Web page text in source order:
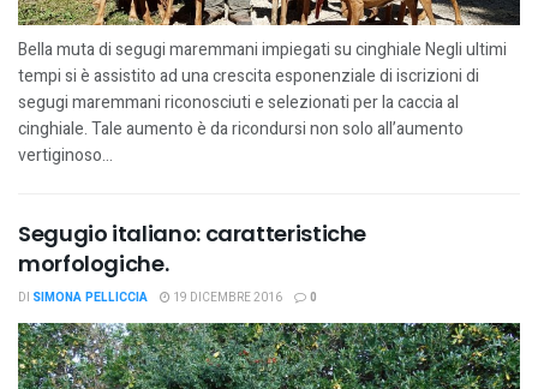
Bella muta di segugi maremmani impiegati su cinghiale Negli ultimi
tempi si è assistito ad una crescita esponenziale di iscrizioni di
segugi maremmani riconosciuti e selezionati per la caccia al
cinghiale. Tale aumento è da ricondursi non solo all’aumento
vertiginoso...
Segugio italiano: caratteristiche
morfologiche.
DI SIMONA PELLICCIA 19 DICEMBRE 2016 0